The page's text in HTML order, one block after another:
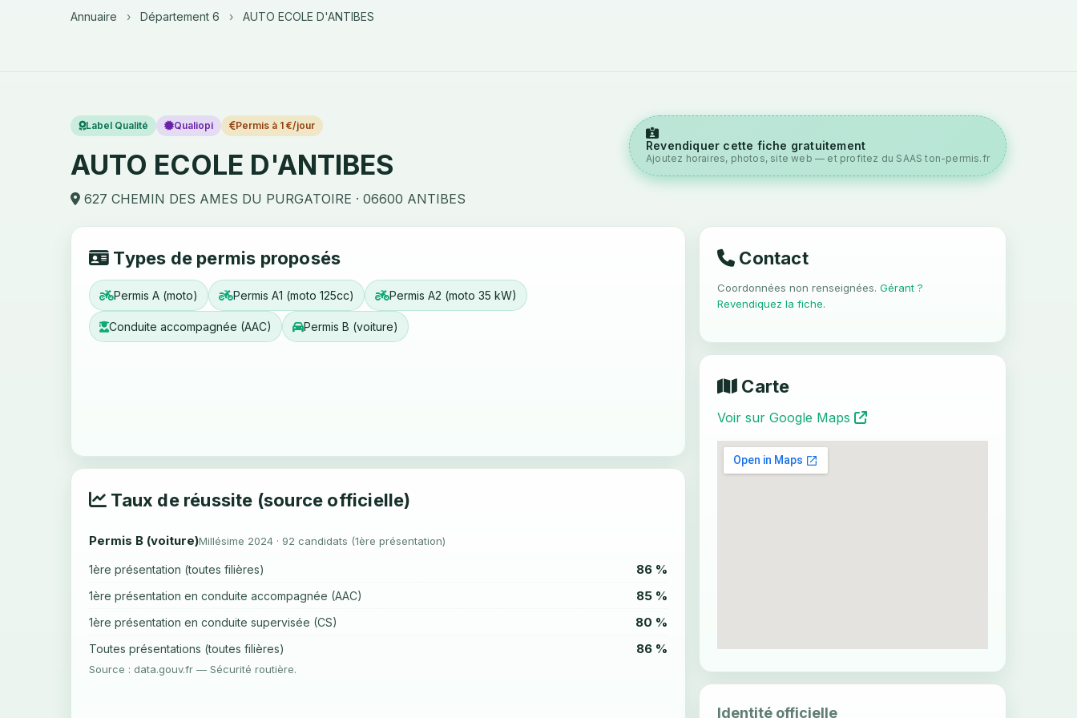
Annuaire › Département 6 › AUTO ECOLE D'ANTIBES
Label Qualité Qualiopi Permis à 1 €/jour
AUTO ECOLE D'ANTIBES
627 CHEMIN DES AMES DU PURGATOIRE · 06600 ANTIBES
Revendiquer cette fiche gratuitement
Ajoutez horaires, photos, site web — et profitez du SAAS ton-permis.fr
Types de permis proposés
Permis A (moto) Permis A1 (moto 125cc) Permis A2 (moto 35 kW)
Conduite accompagnée (AAC) Permis B (voiture)
Taux de réussite (source officielle)
Permis B (voiture)Millésime 2024 · 92 candidats (1ère présentation)
1ère présentation (toutes filières) 86 %
1ère présentation en conduite accompagnée (AAC) 85 %
1ère présentation en conduite supervisée (CS) 80 %
Toutes présentations (toutes filières) 86 %
Source : data.gouv.fr — Sécurité routière.
Contact
Coordonnées non renseignées. Gérant ?
Revendiquez la fiche.
Carte
Voir sur Google Maps
Identité officielle